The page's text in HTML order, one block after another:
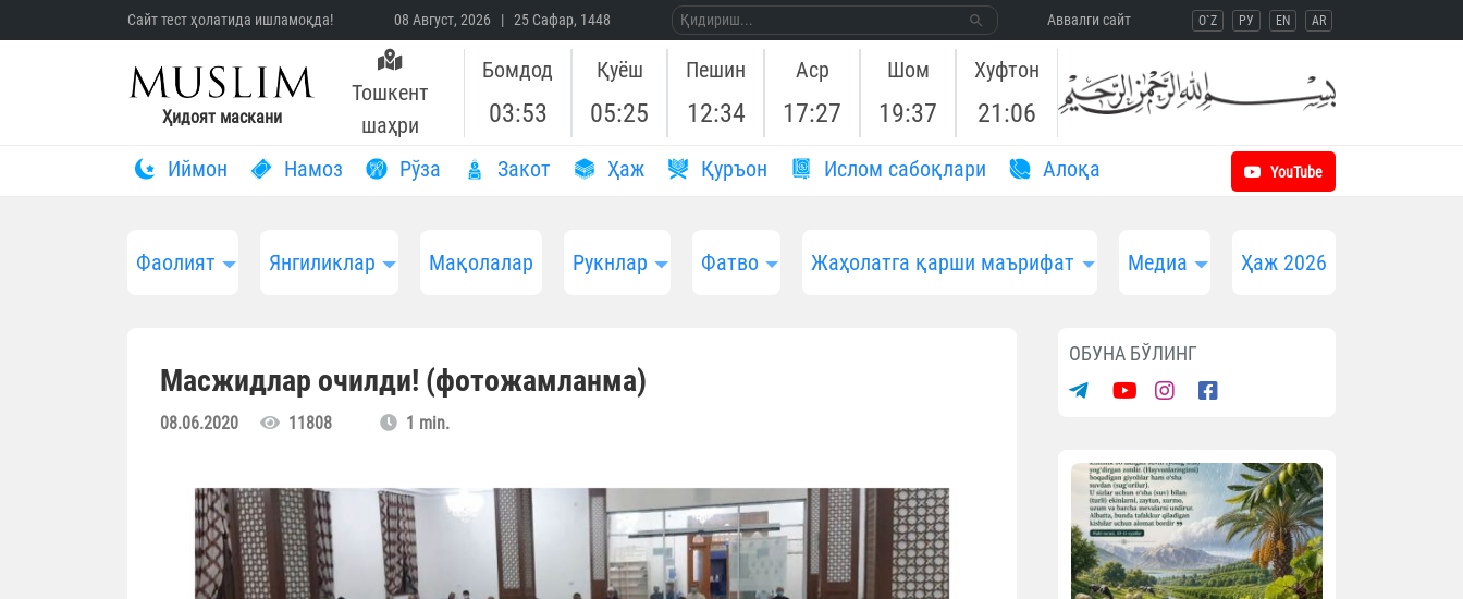
Сайт тест ҳолатида ишламоқда! 08 Август, 2026 | 25 Сафар, 1448 Aввалги сайт O`Z РУ EN AR
Ҳидоят маскани
Тошкент
шаҳри
Бомдод
03:53
Қуёш
05:25
Пешин
12:34
Аср
17:27
Шом
19:37
Хуфтон
21:06
Иймон Намоз Рўза Закот Ҳаж Қуръон Ислом сабоқлари Aлоқа YouTube
Фаолият Янгиликлар Мақолалар Рукнлар Фатво Жаҳолатга қарши маърифат Медиа Ҳаж 2026
Масжидлар очилди! (фотожамланма)
08.06.2020 11808 1 min.
ОБУНА БЎЛИНГ